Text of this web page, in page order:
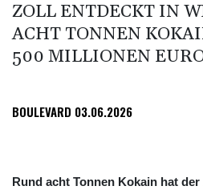
ZOLL ENTDECKT IN
ACHT TONNEN
500 MILLIONEN
BOULEVARD 03.06.2026
Rund acht Tonnen Kokain hat